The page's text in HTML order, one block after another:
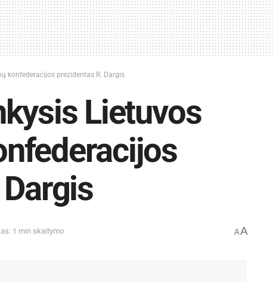
konfederacijos prezidentas R. Dargis
Lietuvos
1 min skaitymo AA